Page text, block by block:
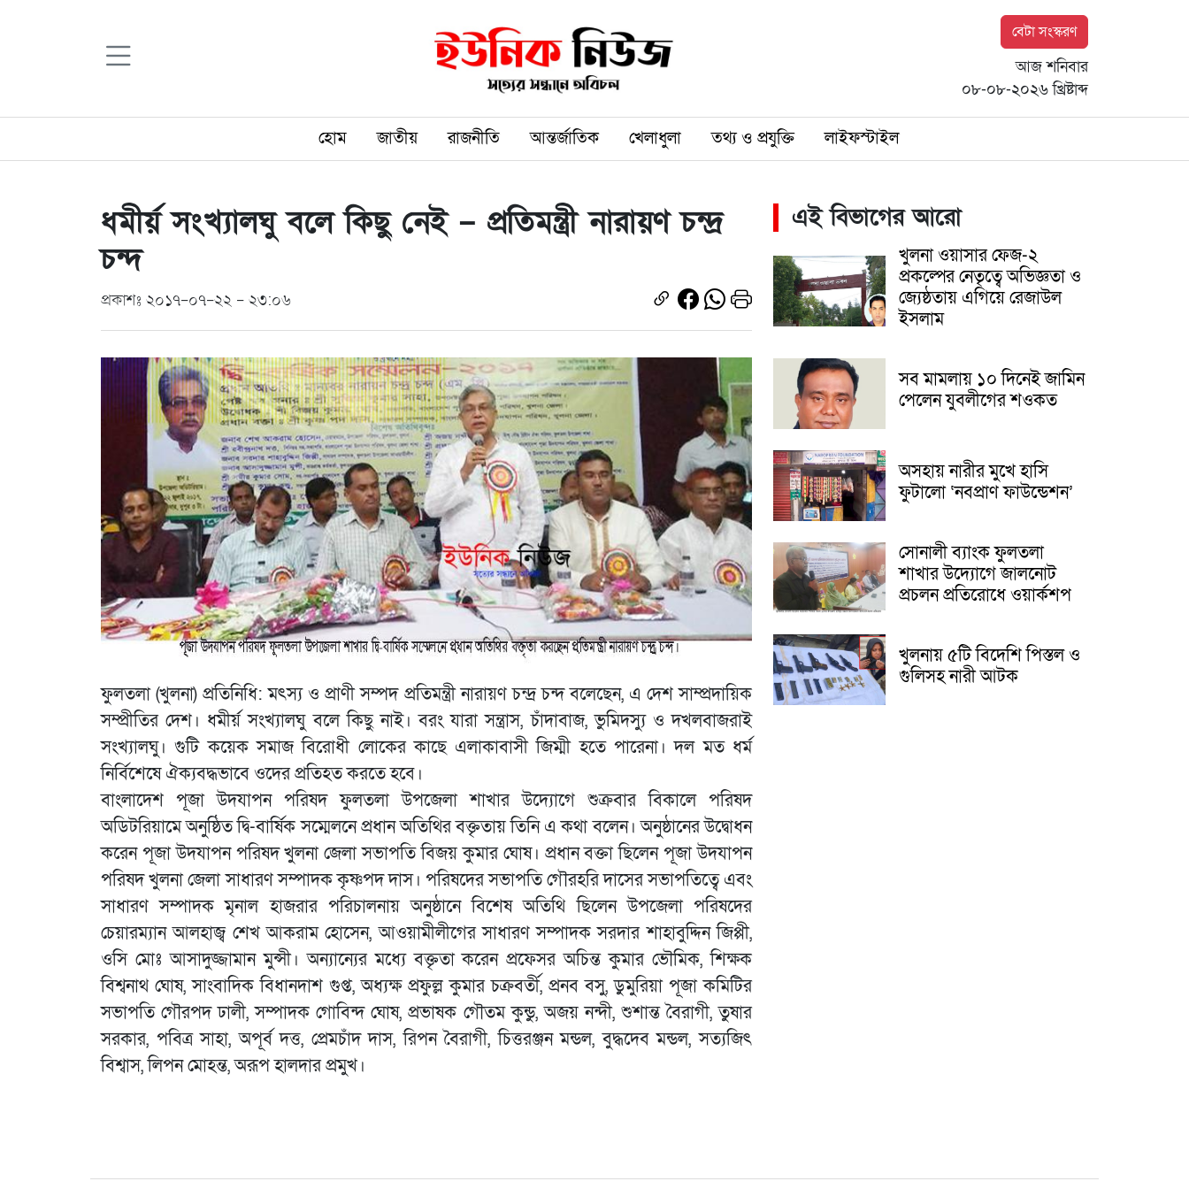
বেটা সংস্করণ
আজ শনিবার
০৮-০৮-২০২৬ খ্রিষ্টাব্দ
হোম জাতীয় রাজনীতি আন্তর্জাতিক খেলাধুলা তথ্য ও প্রযুক্তি লাইফস্টাইল
ধমীর্য় সংখ্যালঘু বলে কিছু নেই – প্রতিমন্ত্রী নারায়ণ চন্দ্র
চন্দ
প্রকাশঃ ২০১৭-০৭-২২ - ২৩:০৬
ফুলতলা (খুলনা) প্রতিনিধি: মৎস্য ও প্রাণী সম্পদ প্রতিমন্ত্রী নারায়ণ চন্দ্র চন্দ বলেছেন, এ দেশ সাম্প্রদায়িক
সম্প্রীতির দেশ। ধমীর্য় সংখ্যালঘু বলে কিছু নাই। বরং যারা সন্ত্রাস, চাঁদাবাজ, ভুমিদস্যু ও দখলবাজরাই
সংখ্যালঘু। গুটি কয়েক সমাজ বিরোধী লোকের কাছে এলাকাবাসী জিম্মী হতে পারেনা। দল মত ধর্ম
নির্বিশেষে ঐক্যবদ্ধভাবে ওদের প্রতিহত করতে হবে।
বাংলাদেশ পূজা উদযাপন পরিষদ ফুলতলা উপজেলা শাখার উদ্যোগে শুক্রবার বিকালে পরিষদ
অডিটরিয়ামে অনুষ্ঠিত দ্বি-বার্ষিক সম্মেলনে প্রধান অতিথির বক্তৃতায় তিনি এ কথা বলেন। অনুষ্ঠানের উদ্বোধন
করেন পূজা উদযাপন পরিষদ খুলনা জেলা সভাপতি বিজয় কুমার ঘোষ। প্রধান বক্তা ছিলেন পূজা উদযাপন
পরিষদ খুলনা জেলা সাধারণ সম্পাদক কৃষ্ণপদ দাস। পরিষদের সভাপতি গৌরহরি দাসের সভাপতিত্বে এবং
সাধারণ সম্পাদক মৃনাল হাজরার পরিচালনায় অনুষ্ঠানে বিশেষ অতিথি ছিলেন উপজেলা পরিষদের
চেয়ারম্যান আলহাজ্ব শেখ আকরাম হোসেন, আওয়ামীলীগের সাধারণ সম্পাদক সরদার শাহাবুদ্দিন জিপ্পী,
ওসি মোঃ আসাদুজ্জামান মুন্সী। অন্যান্যের মধ্যে বক্তৃতা করেন প্রফেসর অচিন্ত কুমার ভৌমিক, শিক্ষক
বিশ্বনাথ ঘোষ, সাংবাদিক বিধানদাশ গুপ্ত, অধ্যক্ষ প্রফুল্ল কুমার চক্রবর্তী, প্রনব বসু, ডুমুরিয়া পূজা কমিটির
সভাপতি গৌরপদ ঢালী, সম্পাদক গোবিন্দ ঘোষ, প্রভাষক গৌতম কুন্ডু, অজয় নন্দী, শুশান্ত বৈরাগী, তুষার
সরকার, পবিত্র সাহা, অপূর্ব দত্ত, প্রেমচাঁদ দাস, রিপন বৈরাগী, চিত্তরঞ্জন মন্ডল, বুদ্ধদেব মন্ডল, সত্যজিৎ
বিশ্বাস, লিপন মোহন্ত, অরূপ হালদার প্রমুখ।
এই বিভাগের আরো
খুলনা ওয়াসার ফেজ-২
প্রকল্পের নেতৃত্বে অভিজ্ঞতা ও
জ্যেষ্ঠতায় এগিয়ে রেজাউল
ইসলাম
সব মামলায় ১০ দিনেই জামিন
পেলেন যুবলীগের শওকত
অসহায় নারীর মুখে হাসি
ফুটালো ‘নবপ্রাণ ফাউন্ডেশন’
সোনালী ব্যাংক ফুলতলা
শাখার উদ্যোগে জালনোট
প্রচলন প্রতিরোধে ওয়ার্কশপ
খুলনায় ৫টি বিদেশি পিস্তল ও
গুলিসহ নারী আটক